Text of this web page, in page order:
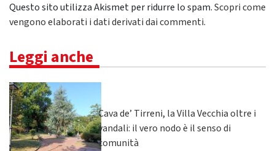
Questo sito utilizza Akismet per ridurre lo spam.Scopri come
vengono elaborati i dati derivati dai commenti.
Leggi anche
Cava de’ Tirreni, la Villa Vecchia oltre i
vandali: il vero nodo è il senso di
comunità